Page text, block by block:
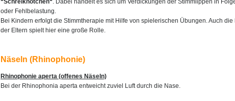
“Schreiknötchen“. Dabei handelt es sich um Verdickungen der Stimmlippen in
oder Fehlbelastung.
Bei Kindern erfolgt die Stimmtherapie mit Hilfe von spielerischen Übungen. Auch
der Eltern spielt hier eine große Rolle.
Näseln (Rhinophonie)
Rhinophonie aperta (offenes Näseln)
Bei der Rhinophonia aperta entweicht zuviel Luft durch die Nase.